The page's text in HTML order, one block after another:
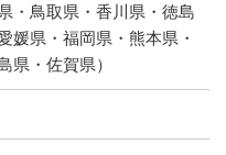
・鳥取県・香川県・徳島
媛県・福岡県・熊本県・
県・佐賀県）